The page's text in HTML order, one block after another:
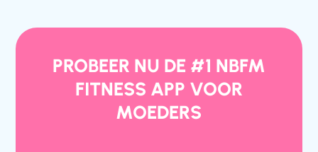
PROBEER NU DE #1 NBFM
FITNESS APP VOOR
MOEDERS